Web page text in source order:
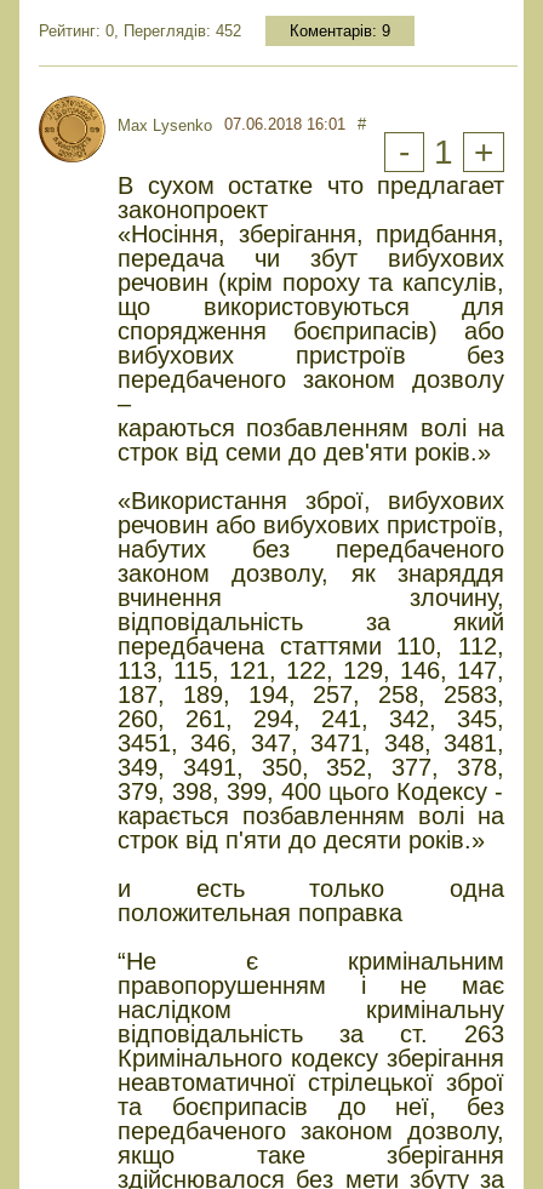
Рейтинг: 0, Переглядів: 452 Коментарів: 9
Max Lysenko 07.06.2018 16:01 #
- 1 +
В сухом остатке что предлагает
законопроект
«Носіння, зберігання, придбання,
передача чи збут вибухових
речовин (крім пороху та капсулів,
що використовуються для
спорядження боєприпасів) або
вибухових пристроїв без
передбаченого законом дозволу
–
караються позбавленням волі на
строк від семи до дев'яти років.»
«Використання зброї, вибухових
речовин або вибухових пристроїв,
набутих без передбаченого
законом дозволу, як знаряддя
вчинення злочину,
відповідальність за який
передбачена статтями 110, 112,
113, 115, 121, 122, 129, 146, 147,
187, 189, 194, 257, 258, 2583,
260, 261, 294, 241, 342, 345,
3451, 346, 347, 3471, 348, 3481,
349, 3491, 350, 352, 377, 378,
379, 398, 399, 400 цього Кодексу -
карається позбавленням волі на
строк від п'яти до десяти років.»
и есть только одна
положительная поправка
“Не є кримінальним
правопорушенням і не має
наслідком кримінальну
відповідальність за ст. 263
Кримінального кодексу зберігання
неавтоматичної стрілецької зброї
та боєприпасів до неї, без
передбаченого законом дозволу,
якщо таке зберігання
здійснювалося без мети збуту за